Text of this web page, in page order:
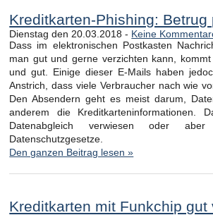
Kreditkarten-Phishing: Betrug
Dienstag den 20.03.2018 - Keine
Dass im elektronischen Postkasten
man gut und gerne verzichten kann,
und gut. Einige dieser E-Mails haben
Anstrich, dass viele Verbraucher nach wie
Den Absendern geht es meist darum,
anderem die Kreditkarteninformationen.
Datenabgleich verwiesen oder
Datenschutzgesetze.
Den ganzen Beitrag lesen »
Kreditkarten mit Funkchip gut